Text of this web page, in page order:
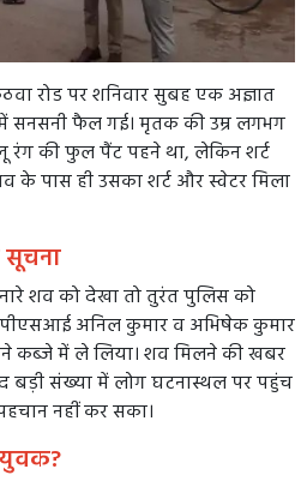
रोड पर शनिवार सुबह एक अज्ञात
फैल गई। मृतक की उम्र लगभग
रंग की फुल पैंट पहने था, लेकिन शर्ट
के पास ही उसका शर्ट और स्वेटर मिला
सूचना
शव को देखा तो तुरंत पुलिस को
अनिल कुमार व अभिषेक कुमार
कब्जे में ले लिया। शव मिलने की खबर
संख्या में लोग घटनास्थल पर पहुंच
नहीं कर सका।